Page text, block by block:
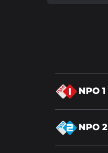
NPO 1
Lees
meer
over
NPO 2
Lees
meer
over